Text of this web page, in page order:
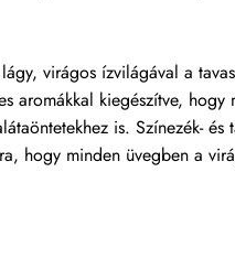
virágos ízvilágával a
aromákkal kiegészítve,
is. Színezék-
hogy minden üvegben a